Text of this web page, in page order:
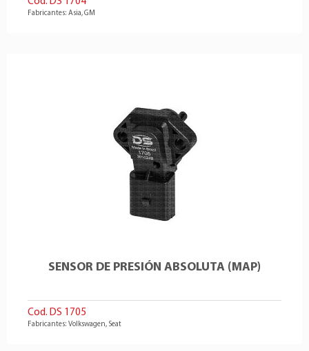
Fabricantes: Asia, GM
SENSOR DE PRESIÓN ABSOLUTA (MAP)
Cod. DS 1705
Fabricantes: Volkswagen, Seat